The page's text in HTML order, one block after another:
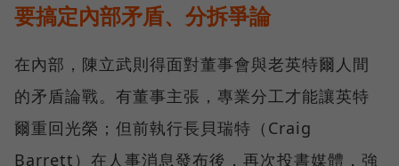
要搞定內部矛盾、分拆爭論
在內部，陳立武則得面對董事會與老英特爾人間
的矛盾論戰。有董事主張，專業分工才能讓英特
爾重回光榮；但前執行長貝瑞特（Craig
Barrett）在人事消息發布後，再次投書媒體，強